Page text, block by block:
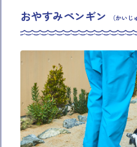
おやすみペンギン （かい